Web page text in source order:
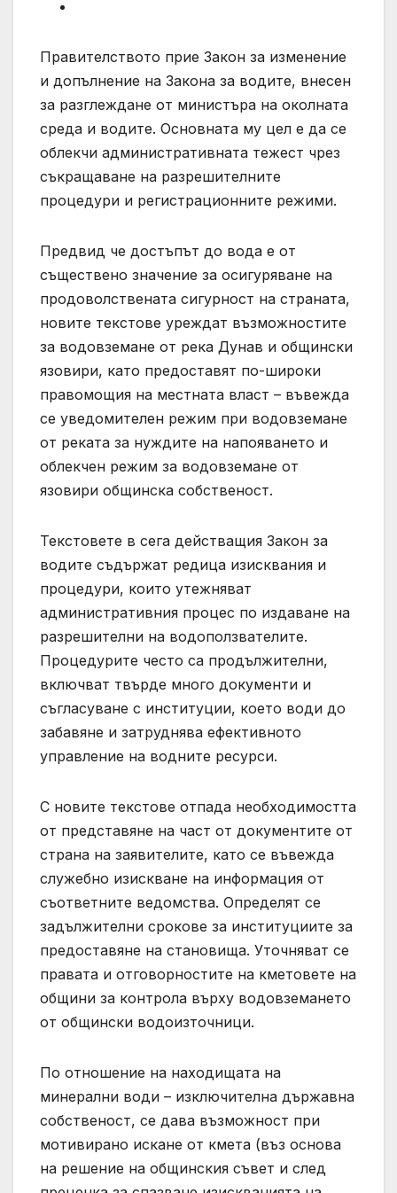
Правителството прие Закон за изменение
и допълнение на Закона за водите, внесен
за разглеждане от министъра на околната
среда и водите. Основната му цел е да се
облекчи административната тежест чрез
съкращаване на разрешителните
процедури и регистрационните режими.
Предвид че достъпът до вода е от
съществено значение за осигуряване на
продоволствената сигурност на страната,
новите текстове уреждат възможностите
за водовземане от река Дунав и общински
язовири, като предоставят по-широки
правомощия на местната власт – въвежда
се уведомителен режим при водовземане
от реката за нуждите на напояването и
облекчен режим за водовземане от
язовири общинска собственост.
Текстовете в сега действащия Закон за
водите съдържат редица изисквания и
процедури, които утежняват
административния процес по издаване на
разрешителни на водоползвателите.
Процедурите често са продължителни,
включват твърде много документи и
съгласуване с институции, което води до
забавяне и затруднява ефективното
управление на водните ресурси.
С новите текстове отпада необходимостта
от представяне на част от документите от
страна на заявителите, като се въвежда
служебно изискване на информация от
съответните ведомства. Определят се
задължителни срокове за институциите за
предоставяне на становища. Уточняват се
правата и отговорностите на кметовете на
общини за контрола върху водовземането
от общински водоизточници.
По отношение на находищата на
минерални води – изключителна държавна
собственост, се дава възможност при
мотивирано искане от кмета (въз основа
на решение на общинския съвет и след